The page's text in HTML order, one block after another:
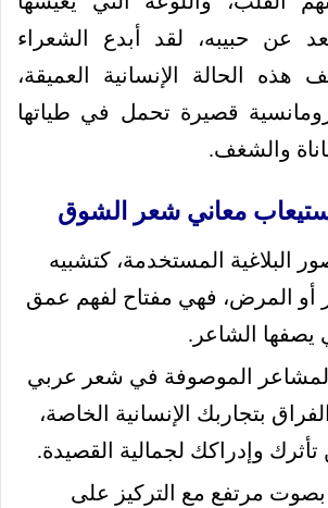
عن حبيبه، لقد أبدع الشعراء
الحالة الإنسانية العميقة،
قصيرة تحمل في طياتها
والشغف.
معاني شعر الشوق
البلاغية المستخدمة، كتشبيه
أو المرض، فهي مفتاح لفهم عمق
يصفها الشاعر.
الموصوفة في شعر عربي
بتجاربك الإنسانية الخاصة،
وإدراكك لجمالية القصيدة.
بصوت مرتفع مع التركيز على